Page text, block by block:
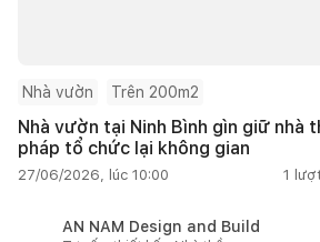
Nhà vườn Trên 200m2
Nhà vườn tại Ninh Bình gìn giữ nhà
pháp tổ chức lại không gian
27/06/2026, lúc 10:00 1
AN NAM Design and Build